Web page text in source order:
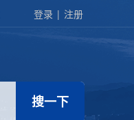
登录 | 注册